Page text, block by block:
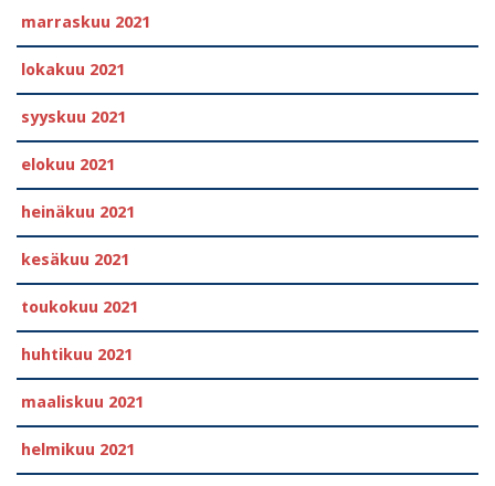
marraskuu 2021
lokakuu 2021
syyskuu 2021
elokuu 2021
heinäkuu 2021
kesäkuu 2021
toukokuu 2021
huhtikuu 2021
maaliskuu 2021
helmikuu 2021